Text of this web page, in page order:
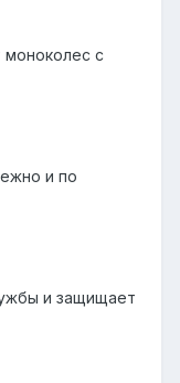
с
и по
и защищает